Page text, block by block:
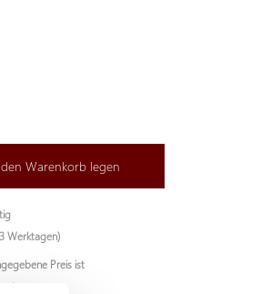
Warenkorb legen
Werktagen)
Preis ist